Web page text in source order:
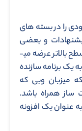
را در بسته های
و بعضی
اوقات فوق العاده را برای برنامه­های سطح بالاتر عرضه می­
یک برنامه سازنده
میزبان وبی که
ساز همراه باشد.
عنوان یک افزونه